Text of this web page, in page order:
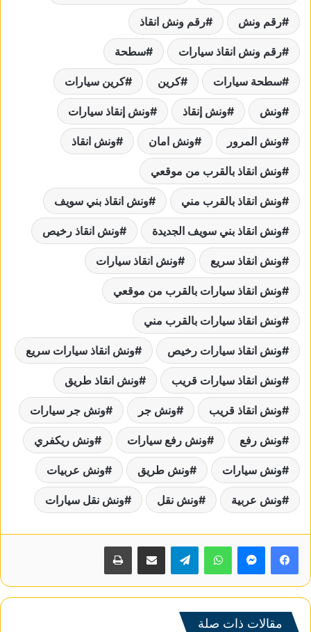
رقم ونش رقم ونش انقاذ
رقم ونش انقاذ سيارات سطحة
سطحة سيارات كرين كرين سيارات
ونش ونش إنقاذ ونش إنقاذ سيارات
ونش المرور ونش امان ونش انقاذ
ونش انقاذ بالقرب من موقعي
ونش انقاذ بالقرب مني ونش انقاذ بني سويف
ونش انقاذ بني سويف الجديدة ونش انقاذ رخيص
ونش انقاذ سريع ونش انقاذ سيارات
ونش انقاذ سيارات بالقرب من موقعي
ونش انقاذ سيارات بالقرب مني
ونش انقاذ سيارات رخيص ونش انقاذ سيارات سريع
ونش انقاذ سيارات قريب ونش انقاذ طريق
ونش انقاذ قريب ونش جر ونش جر سيارات
ونش رفع ونش رفع سيارات ونش ريكفري
ونش سيارات ونش طريق ونش عربيات
ونش عربية ونش نقل ونش نقل سيارات
واتساب
مقالات ذات صلة